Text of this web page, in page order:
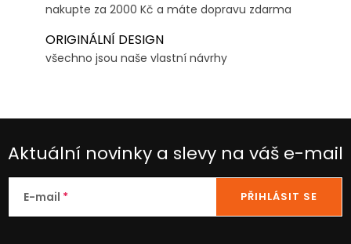
nakupte za 2000 Kč a máte dopravu zdarma
ORIGINÁLNÍ DESIGN
všechno jsou naše vlastní návrhy
Aktuální novinky a slevy na váš e-mail
E-mail PŘIHLÁSIT SE